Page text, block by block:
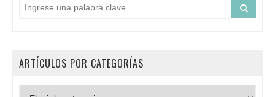
ARTÍCULOS POR CATEGORÍAS